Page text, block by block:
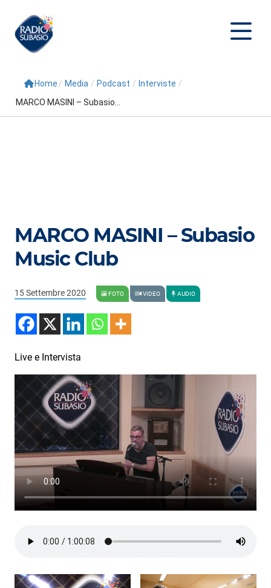
Cerca
Conduttori
Repliche
3xTe
Interviste
Playlist
Novità
Subasio Playlist
Web Radio
Radio Subasio
Radio Subasio +
Radio Subasio Disco Club
Subasio Collection
Subasio Per Un’Ora D’Amore
Home / Media / Podcast / Interviste /
MARCO MASINI – Subasio...
MARCO MASINI – Subasio
Music Club
15 Settembre 2020 FOTO VIDEO AUDIO
Live e Intervista